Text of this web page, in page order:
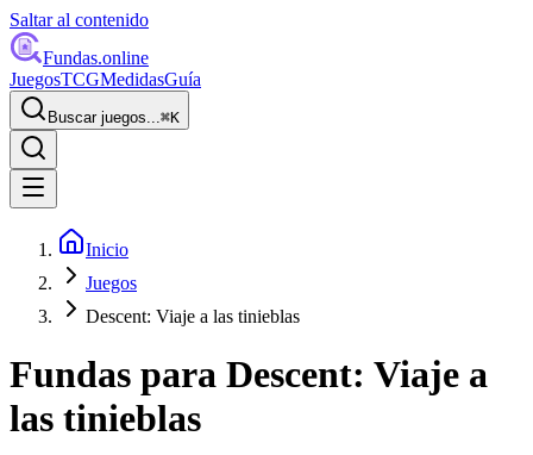
Saltar al contenido
Fundas.online
JuegosTCGMedidasGuía
Buscar juegos...⌘K
Inicio
Juegos
Descent: Viaje a las tinieblas
Fundas para Descent: Viaje a
las tinieblas